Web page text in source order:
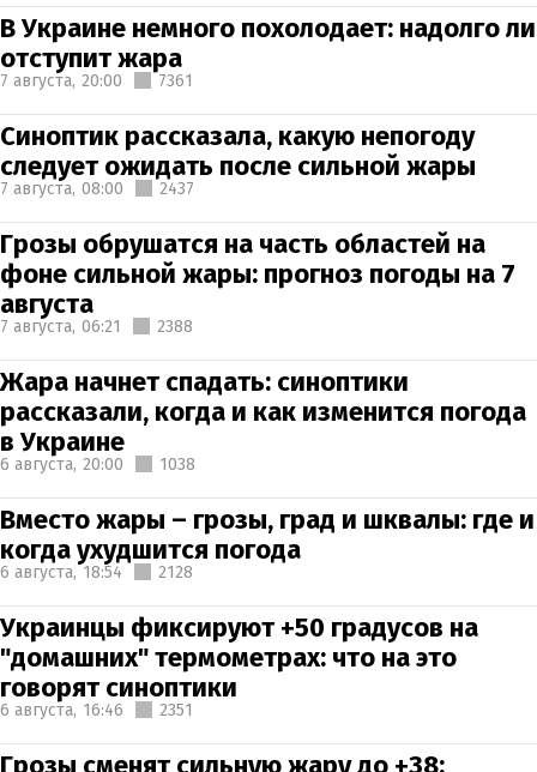
В Украине немного похолодает: надолго ли
отступит жара
7 августа, 20:00 7361
Синоптик рассказала, какую непогоду
следует ожидать после сильной жары
7 августа, 08:00 2437
Грозы обрушатся на часть областей на
фоне сильной жары: прогноз погоды на 7
августа
7 августа, 06:21 2388
Жара начнет спадать: синоптики
рассказали, когда и как изменится погода
в Украине
6 августа, 20:00 1038
Вместо жары – грозы, град и шквалы: где и
когда ухудшится погода
6 августа, 18:54 2128
Украинцы фиксируют +50 градусов на
"домашних" термометрах: что на это
говорят синоптики
6 августа, 16:46 2351
Грозы сменят сильную жару до +38: